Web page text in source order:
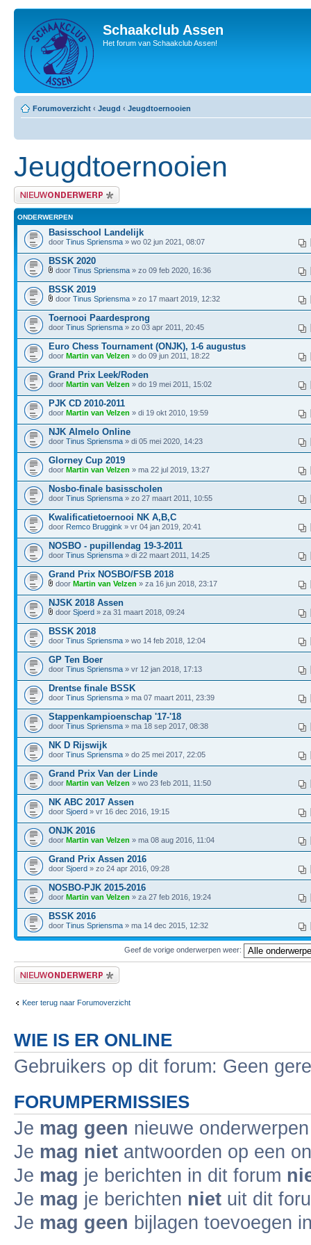
Schaakclub Assen
Het forum van Schaakclub Assen!
Forumoverzicht ‹ Jeugd ‹ Jeugdtoernooien
Jeugdtoernooien
Plaats een nieuw bericht
ONDERWERPEN
Basisschool Landelijk
door Tinus Spriensma » wo 02 jun 2021, 08:07
BSSK 2020
door Tinus Spriensma » zo 09 feb 2020, 16:36
BSSK 2019
door Tinus Spriensma » zo 17 maart 2019, 12:32
Toernooi Paardesprong
door Tinus Spriensma » zo 03 apr 2011, 20:45
Euro Chess Tournament (ONJK), 1-6 augustus
door Martin van Velzen » do 09 jun 2011, 18:22
Grand Prix Leek/Roden
door Martin van Velzen » do 19 mei 2011, 15:02
PJK CD 2010-2011
door Martin van Velzen » di 19 okt 2010, 19:59
NJK Almelo Online
door Tinus Spriensma » di 05 mei 2020, 14:23
Glorney Cup 2019
door Martin van Velzen » ma 22 jul 2019, 13:27
Nosbo-finale basisscholen
door Tinus Spriensma » zo 27 maart 2011, 10:55
Kwalificatietoernooi NK A,B,C
door Remco Bruggink » vr 04 jan 2019, 20:41
NOSBO - pupillendag 19-3-2011
door Tinus Spriensma » di 22 maart 2011, 14:25
Grand Prix NOSBO/FSB 2018
door Martin van Velzen » za 16 jun 2018, 23:17
NJSK 2018 Assen
door Sjoerd » za 31 maart 2018, 09:24
BSSK 2018
door Tinus Spriensma » wo 14 feb 2018, 12:04
GP Ten Boer
door Tinus Spriensma » vr 12 jan 2018, 17:13
Drentse finale BSSK
door Tinus Spriensma » ma 07 maart 2011, 23:39
Stappenkampioenschap '17-'18
door Tinus Spriensma » ma 18 sep 2017, 08:38
NK D Rijswijk
door Tinus Spriensma » do 25 mei 2017, 22:05
Grand Prix Van der Linde
door Martin van Velzen » wo 23 feb 2011, 11:50
NK ABC 2017 Assen
door Sjoerd » vr 16 dec 2016, 19:15
ONJK 2016
door Martin van Velzen » ma 08 aug 2016, 11:04
Grand Prix Assen 2016
door Sjoerd » zo 24 apr 2016, 09:28
NOSBO-PJK 2015-2016
door Martin van Velzen » za 27 feb 2016, 19:24
BSSK 2016
door Tinus Spriensma » ma 14 dec 2015, 12:32
Geef de vorige onderwerpen weer:
Plaats een nieuw bericht
Keer terug naar Forumoverzicht
WIE IS ER ONLINE
Gebruikers op dit forum: Geen
FORUMPERMISSIES
Je mag geen nieuwe
Je mag niet antwoorden op een
Je mag je berichten in dit forum
Je mag je berichten niet uit dit
Je mag geen bijlagen toevoegen